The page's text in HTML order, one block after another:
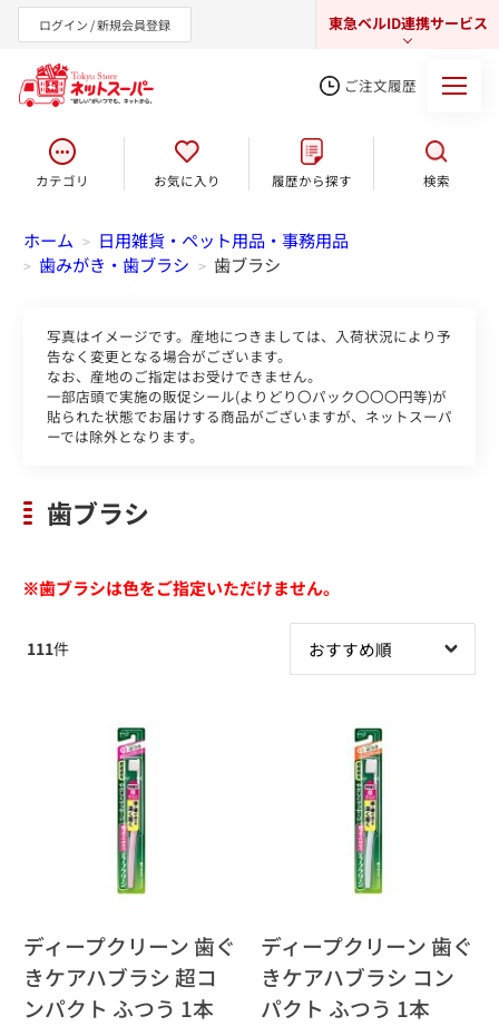
ログイン / 新規会員登録 東急ベルID連携サービス
東急オンラインショップ
ご注文履歴
カテゴリ お気に入り 履歴から探す 検索
ホーム > 日用雑貨・ペット用品・事務用品
> 歯みがき・歯ブラシ > 歯ブラシ
写真はイメージです。産地につきましては、入荷状況により予
告なく変更となる場合がございます。
なお、産地のご指定はお受けできません。
一部店頭で実施の販促シール(よりどり〇パック〇〇〇円等)が
貼られた状態でお届けする商品がございますが、ネットスーパ
ーでは除外となります。
歯ブラシ
※歯ブラシは色をご指定いただけません。
111件
ディープクリーン 歯ぐ
きケアハブラシ 超コ
ンパクト ふつう 1本
ディープクリーン 歯ぐ
きケアハブラシ コン
パクト ふつう 1本